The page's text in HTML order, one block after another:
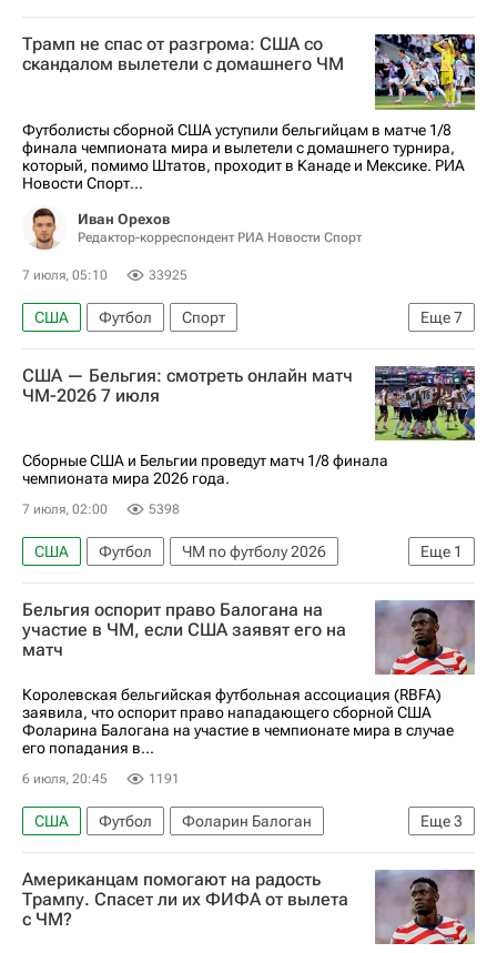
Португалия
Аргентина
Канада
Марокко
Франция
Парагвай
Англия
Испания
Бельгия Египет
Колумбия
Швейцария
Криштиану Роналду
Лионель Месси
Гарри Кейн
Неймар
Трамп не спас от разгрома: США со
скандалом вылетели с домашнего ЧМ
Футболисты сборной США уступили бельгийцам в матче 1/8
финала чемпионата мира и вылетели с домашнего турнира,
который, помимо Штатов, проходит в Канаде и Мексике. РИА
Новости Спорт...
Иван Орехов
Редактор-корреспондент РИА Новости Спорт
7 июля, 05:10 33925
Еще7
США Футбол
Спорт
ЧМ по футболу 2026
Международная федерация футбола (ФИФА)
Авторы РИА Новости Спорт
Материалы РИА Спорт
Бельгия
США — Бельгия: смотреть онлайн матч
ЧМ-2026 7 июля
Сборные США и Бельгии проведут матч 1/8 финала
чемпионата мира 2026 года.
7 июля, 02:00 5398
Еще 1
США Футбол
ЧМ по футболу 2026
Бельгия
Бельгия оспорит право Балогана на
участие в ЧМ, если США заявят его на
матч
Королевская бельгийская футбольная ассоциация (RBFA)
заявила, что оспорит право нападающего сборной США
Фоларина Балогана на участие в чемпионате мира в случае
его попадания в...
6 июля, 20:45 1191
Еще3
США Футбол
Фоларин Балоган
Бельгия
Международная федерация футбола (ФИФА)
ЧМ по футболу 2026
Американцам помогают на радость
Трампу. Спасет ли их ФИФА от вылета
с ЧМ?